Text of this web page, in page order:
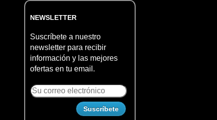
NEWSLETTER
Suscríbete a nuestro
newsletter para recibir
información y las mejores
ofertas en tu email.